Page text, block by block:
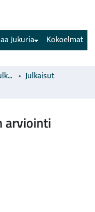
Kokoelmat
Jukuria
Luonnonvarakeskuksen julkaisut
Julkaisut
arviointi